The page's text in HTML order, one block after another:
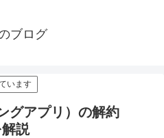
ブログ
います
グアプリ）の解約
説